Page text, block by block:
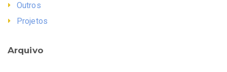
Outros
Projetos
Arquivo